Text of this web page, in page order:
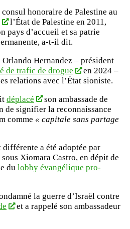
honoraire de Palestine au
l’État de Palestine en 2011,
pays d’accueil et sa patrie
a-t-il dit.
Hernandez – président
de trafic de drogue
en 2024 –
relations avec l’État sioniste.
déplacé
son ambassade de
de signifier la reconnaissance
comme « capitale sans partage
a été adoptée par
Xiomara Castro, en dépit de
du lobby évangélique pro-
la guerre d’Israël contre
et a rappelé son ambassadeur